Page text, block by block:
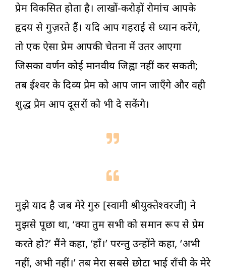
प्रेम विकसित होता है। लाखों-करोड़ों रोमांच आपके
हृदय से गुज़रते हैं। यदि आप गहराई से ध्यान करेंगे,
तो एक ऐसा प्रेम आपकी चेतना में उतर आएगा
जिसका वर्णन कोई मानवीय जिह्वा नहीं कर सकती;
तब ईश्वर के दिव्य प्रेम को आप जान जाएँगे और वही
शुद्ध प्रेम आप दूसरों को भी दे सकेंगे।
मुझे याद है जब मेरे गुरु [स्वामी श्रीयुक्तेश्वरजी] ने
मुझसे पूछा था, ‘क्या तुम सभी को समान रूप से प्रेम
करते हो?’ मैंने कहा, ‘हाँ।’ परन्तु उन्होंने कहा, ‘अभी
नहीं, अभी नहीं।’ तब मेरा सबसे छोटा भाई राँची के मेरे